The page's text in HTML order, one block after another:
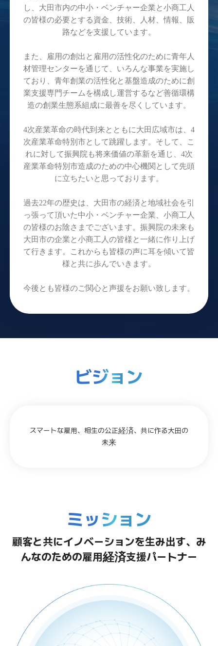
し、大田市内の中小・ベンチャー企業と小商工人
の皆様の必要とする資金、技術、人材、情報、販
路などを支援しています。
また、雇用の創出と雇用の活性化のために青年人
材管理センターを通じて、いろんな事業を実施し
ており、青年創業の活性化と基盤造成のために創
業支援専門チームを構成し運営するなど善循環構
造の創業生態系組成に最善を尽くしています。
4次産業革命の時代到来とともに大田広域市は、4
次産業革命特別市として跳躍します。そして、こ
れに対して振興院も将来価値の革新を通じ、4次
産業革命特別市造成のための中心機関として先頭
に立ちたいと思っております。
過去22年の歴史は、大田市の経済と地域社会を引
っ張って頂いた中小・ベンチャー企業、小商工人
の皆様のお陰さまでございます。振興院の未来も
大田市の企業と小商工人の皆様と一緒に作り上げ
て行きます。これからも皆様の声に耳を傾いて皆
様と共に歩んでいきます。
今後とも皆様のご関心と声援をお願い致します。
ビジョン
スマートな雇用、相生の公正経済、共に作る大田の
未来
ミッション
顧客と共にイノベーションを生み出す、み
んなのための雇用経済支援パートナー